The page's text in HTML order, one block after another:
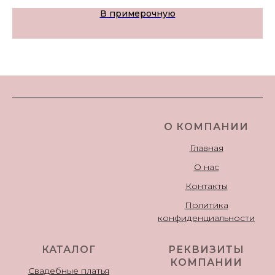
В примерочную
О КОМПАНИИ
Главная
О нас
Контакты
Политика
конфиденциальности
КАТАЛОГ
Свадебные платья
РЕКВИЗИТЫ
КОМПАНИИ